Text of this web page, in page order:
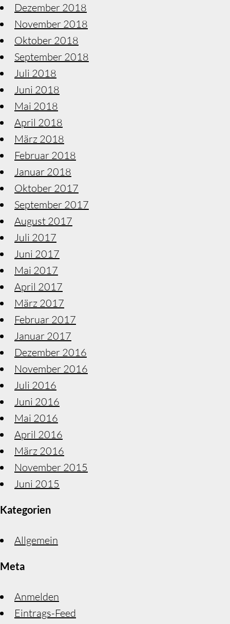
Dezember 2018
November 2018
Oktober 2018
September 2018
Juli 2018
Juni 2018
Mai 2018
April 2018
März 2018
Februar 2018
Januar 2018
Oktober 2017
September 2017
August 2017
Juli 2017
Juni 2017
Mai 2017
April 2017
März 2017
Februar 2017
Januar 2017
Dezember 2016
November 2016
Juli 2016
Juni 2016
Mai 2016
April 2016
März 2016
November 2015
Juni 2015
Kategorien
Allgemein
Meta
Anmelden
Eintrags-Feed